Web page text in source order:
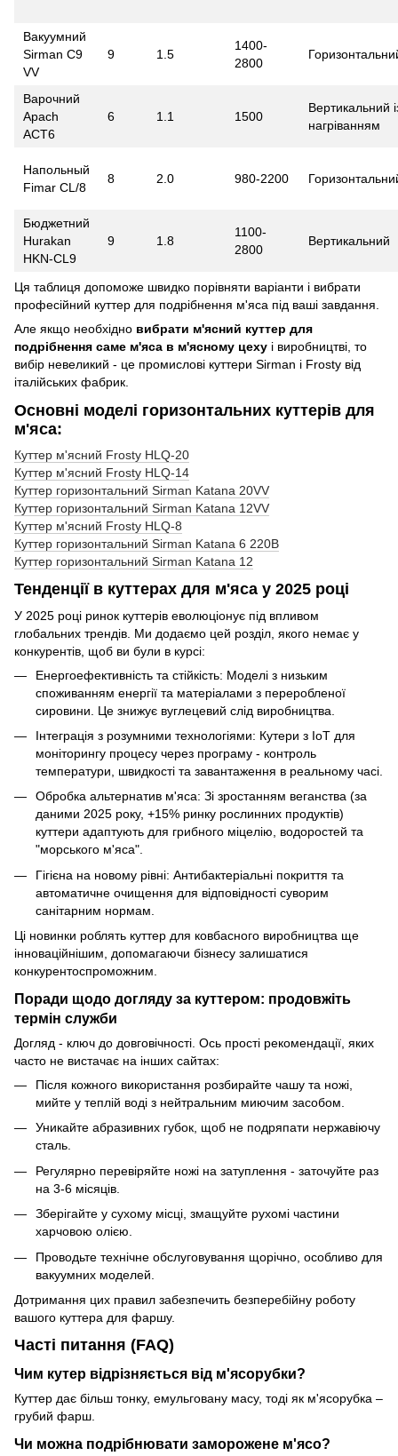
Вакуумний
Sirman C9
VV
9 1.5
1400-
2800
Варочний
Apach
ACT6
6 1.1 1500
Вертикальний
нагріванням
Напольный
Fimar CL/8
8 2.0 980-2200
Бюджетний
Hurakan
HKN-CL9
9 1.8
1100-
2800
Вертикальний
Ця таблиця допоможе швидко порівняти варіанти і вибрати
професійний куттер для подрібнення м'яса під ваші завдання.
Але якщо необхідно вибрати м'ясний куттер для
подрібнення саме м'яса в м'ясному цеху і виробництві, то
вибір невеликий - це промислові куттери Sirman і Frosty від
італійських фабрик.
Основні моделі горизонтальних куттерів для
м'яса:
Куттер м'ясний Frosty HLQ-20
Куттер м'ясний Frosty HLQ-14
Куттер горизонтальний Sirman Katana 20VV
Куттер горизонтальний Sirman Katana 12VV
Куттер м'ясний Frosty HLQ-8
Куттер горизонтальний Sirman Katana 6 220В
Куттер горизонтальний Sirman Katana 12
Тенденції в куттерах для м'яса у 2025 році
У 2025 році ринок куттерів еволюціонує під впливом
глобальних трендів. Ми додаємо цей розділ, якого немає у
конкурентів, щоб ви були в курсі:
Енергоефективність та стійкість: Моделі з низьким
споживанням енергії та матеріалами з переробленої
сировини. Це знижує вуглецевий слід виробництва.
Інтеграція з розумними технологіями: Кутери з IoT для
моніторингу процесу через програму - контроль
температури, швидкості та завантаження в реальному часі.
Обробка альтернатив м'яса: Зі зростанням веганства (за
даними 2025 року, +15% ринку рослинних продуктів)
куттери адаптують для грибного міцелію, водоростей та
"морського м'яса".
Гігієна на новому рівні: Антибактеріальні покриття та
автоматичне очищення для відповідності суворим
санітарним нормам.
Ці новинки роблять куттер для ковбасного виробництва ще
інноваційнішим, допомагаючи бізнесу залишатися
конкурентоспроможним.
Поради щодо догляду за куттером: продовжіть
термін служби
Догляд - ключ до довговічності. Ось прості рекомендації, яких
часто не вистачає на інших сайтах:
Після кожного використання розбирайте чашу та ножі,
мийте у теплій воді з нейтральним миючим засобом.
Уникайте абразивних губок, щоб не подряпати нержавіючу
сталь.
Регулярно перевіряйте ножі на затуплення - заточуйте раз
на 3-6 місяців.
Зберігайте у сухому місці, змащуйте рухомі частини
харчовою олією.
Проводьте технічне обслуговування щорічно, особливо для
вакуумних моделей.
Дотримання цих правил забезпечить безперебійну роботу
вашого куттера для фаршу.
Часті питання (FAQ)
Чим кутер відрізняється від м'ясорубки?
Куттер дає більш тонку, емульговану масу, тоді як м'ясорубка –
грубий фарш.
Чи можна подрібнювати заморожене м'ясо?